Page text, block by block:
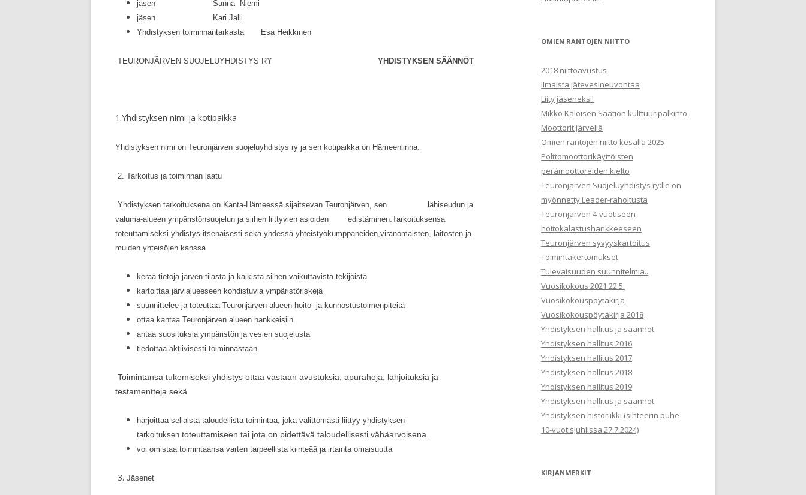
jäsen Sanna Niemi
jäsen Kari Jalli
Yhdistyksen toiminnantarkasta Esa Heikkinen
TEURONJÄRVEN SUOJELUYHDISTYS RY YHDISTYKSEN SÄÄNNÖT
1.Yhdistyksen nimi ja kotipaikka
Yhdistyksen nimi on Teuronjärven suojeluyhdistys ry ja sen kotipaikka on Hämeenlinna.
2. Tarkoitus ja toiminnan laatu
Yhdistyksen tarkoituksena on Kanta-Hämeessä sijaitsevan Teuronjärven, sen lähiseudun ja
valuma-alueen ympäristönsuojelun ja siihen liittyvien asioiden edistäminen.Tarkoituksensa
toteuttamiseksi yhdistys itsenäisesti sekä yhdessä yhteistyökumppaneiden,viranomaisten, laitosten ja
muiden yhteisöjen kanssa
kerää tietoja järven tilasta ja kaikista siihen vaikuttavista tekijöistä
kartoittaa järvialueeseen kohdistuvia ympäristöriskejä
suunnittelee ja toteuttaa Teuronjärven alueen hoito- ja kunnostustoimenpiteitä
ottaa kantaa Teuronjärven alueen hankkeisiin
antaa suosituksia ympäristön ja vesien suojelusta
tiedottaa aktiivisesti toiminnastaan.
Toimintansa tukemiseksi yhdistys ottaa vastaan avustuksia, apurahoja, lahjoituksia ja
testamentteja sekä
harjoittaa sellaista taloudellista toimintaa, joka välittömästi liittyy yhdistyksen
tarkoituksen toteuttamiseen tai jota on pidettävä taloudellisesti vähäarvoisena.
voi omistaa toimintaansa varten tarpeellista kiinteää ja irtainta omaisuutta
3. Jäsenet
m
OMIEN RANTOJEN NIITTO
2018 niittoavustus
Ilmaista jätevesineuvontaa
Liity jäseneksi!
Mikko Kaloisen Säätiön kulttuuripalkinto
Moottorit järvellä
Omien rantojen niitto kesällä 2025
Polttomoottorikäyttöisten
perämoottoreiden kielto
Teuronjärven Suojeluyhdistys ry:lle on
myönnetty Leader-rahoitusta
Teuronjärven 4-vuotiseen
hoitokalastushankkeeseen
Teuronjärven syvyyskartoitus
Toimintakertomukset
Tulevaisuuden suunnitelmia..
Vuosikokous 2021 22.5.
Vuosikokouspöytäkirja
Vuosikokouspöytäkirja 2018
Yhdistyksen hallitus ja säännöt
Yhdistyksen hallitus 2016
Yhdistyksen hallitus 2017
Yhdistyksen hallitus 2018
Yhdistyksen hallitus 2019
Yhdistyksen hallitus ja säännöt
Yhdistyksen historiikki (sihteerin puhe
10-vuotisjuhlissa 27.7.2024)
KIRJANMERKIT